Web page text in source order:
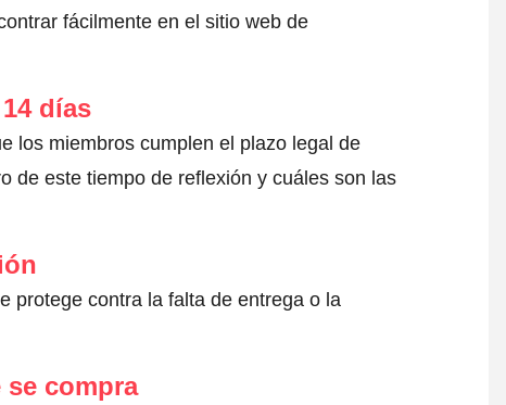
fácilmente en el sitio web de
días
los miembros cumplen el plazo legal de
de este tiempo de reflexión y cuáles son las
protege contra la falta de entrega o la
se compra